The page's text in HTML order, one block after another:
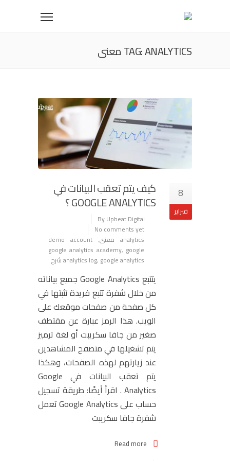
TAG: ANALYTICS معنى
8
فبراير
كيف يتم تعقب البيانات في
GOOGLE ANALYTICS ؟
By Upbeat Digital
No comments yet
analytics معنى
,
demo account
google analytics academy, google
analytics log, google analytics شرح
يتتبع Google Analytics جميع بياناته
من خلال شفرة تتبع فريدة تثبتها في
كل صفحة من صفحات موقعك على
الويب. هذا الرمز عبارة عن مقتطف
صغير من جافا سكريبت أو لغة ترميز
يتم تشغيلها في متصفح المشاهدين
عند زيارتهم لهذه الصفحات، وهكذا
يتم تعقب البيانات في Google
Analytics . اقرأ أيضًا: طريقة تسجيل
حساب على Google Analytics تعمل
شفرة جافا سكريبت
Read more